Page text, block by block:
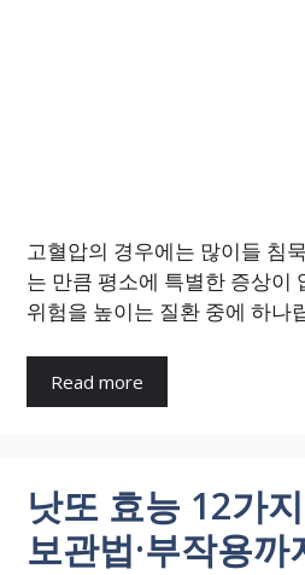
고혈압의 경우에는 많이들 침
는 만큼 평소에 특별한 증상이
위험을 높이는 질환 중에 하나
Read more
낫또 효능 12가
보관법·부작용까